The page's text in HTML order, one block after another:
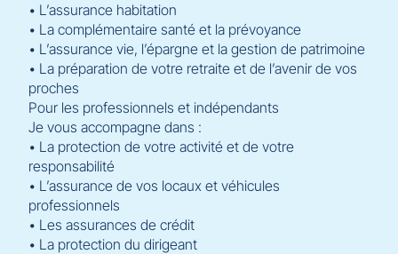
• L’assurance habitation
• La complémentaire santé et la prévoyance
• L’assurance vie, l’épargne et la gestion de patrimoine
• La préparation de votre retraite et de l’avenir de vos
proches
Pour les professionnels et indépendants
Je vous accompagne dans :
• La protection de votre activité et de votre
responsabilité
• L’assurance de vos locaux et véhicules
professionnels
• Les assurances de crédit
• La protection du dirigeant